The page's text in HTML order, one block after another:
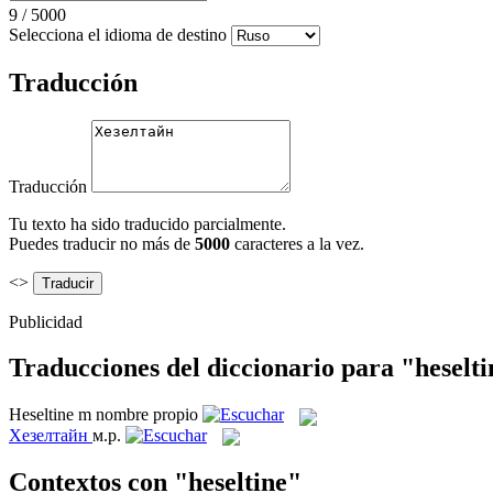
9 / 5000
Selecciona el idioma de destino
Traducción
Traducción
Tu texto ha sido traducido parcialmente.
Puedes traducir no más de 5000 caracteres a la vez.
<>
Publicidad
Traducciones del diccionario para
Heseltine m nombre propio
Хезелтайн м.р.
Contextos con "heseltine"